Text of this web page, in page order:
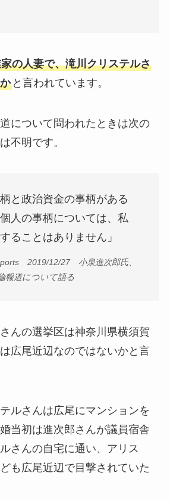
の人妻で、滝川クリステルさ
と言われています。
について問われたときは次の
不明です。
柄と政治資金の事柄がある
人の事柄については、私
ることはありません」
2019/12/27 小泉進次郎氏、
報道について語る
んの選挙区は神奈川県横須賀
広尾近辺なのではないかと言
ルさんは広尾にマンションを
当初は進次郎さんが議員宿舎
さんの自宅に通い、アリス
も広尾近辺で目撃されていた